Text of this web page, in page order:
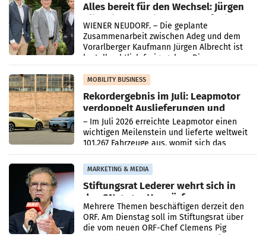
Alles bereit für den Wechsel: Jürgen
Albrecht setzt ab 1.1.2027 auf Adeg
WIENER NEUDORF. – Die geplante
Zusammenarbeit zwischen Adeg und dem
Vorarlberger Kaufmann Jürgen Albrecht ist
kartellrechtlich freigegeben: Die
Bundeswettbewerbsbehörde und der
Bundeskartellanwalt
MOBILITY BUSINESS
Rekordergebnis im Juli: Leapmotor
verdoppelt Auslieferungen und
überschreitet die 100.000er-Marke
– Im Juli 2026 erreichte Leapmotor einen
wichtigen Meilenstein und lieferte weltweit
101.267 Fahrzeuge aus, womit sich das
Ergebnis gegenüber Juli 2025 mehr als
verdoppelte (+102
MARKETING & MEDIA
Stiftungsrat Lederer wehrt sich in
den SN gegen Vorwürfe
Mehrere Themen beschäftigen derzeit den
ORF. Am Dienstag soll im Stiftungsrat über
die vom neuen ORF-Chef Clemens Pig